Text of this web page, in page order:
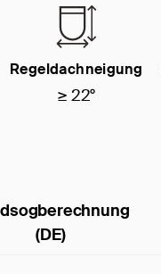
Regeldachneigung
≥ 22°
(DE)